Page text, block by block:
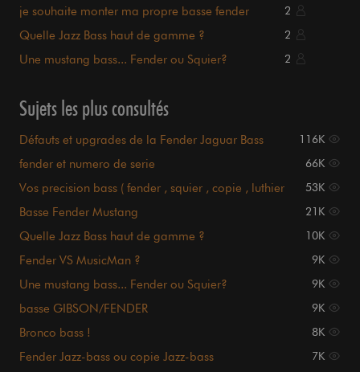
je souhaite monter ma propre basse fender 2
Quelle Jazz Bass haut de gamme ? 2
Une mustang bass... Fender ou Squier? 2
Sujets les plus consultés
Défauts et upgrades de la Fender Jaguar Bass 116K
fender et numero de serie 66K
Vos precision bass ( fender , squier , copie , luthier
53K
Basse Fender Mustang 21K
Quelle Jazz Bass haut de gamme ? 10K
Fender VS MusicMan ? 9K
Une mustang bass... Fender ou Squier? 9K
basse GIBSON/FENDER 9K
Bronco bass ! 8K
Fender Jazz-bass ou copie Jazz-bass 7K